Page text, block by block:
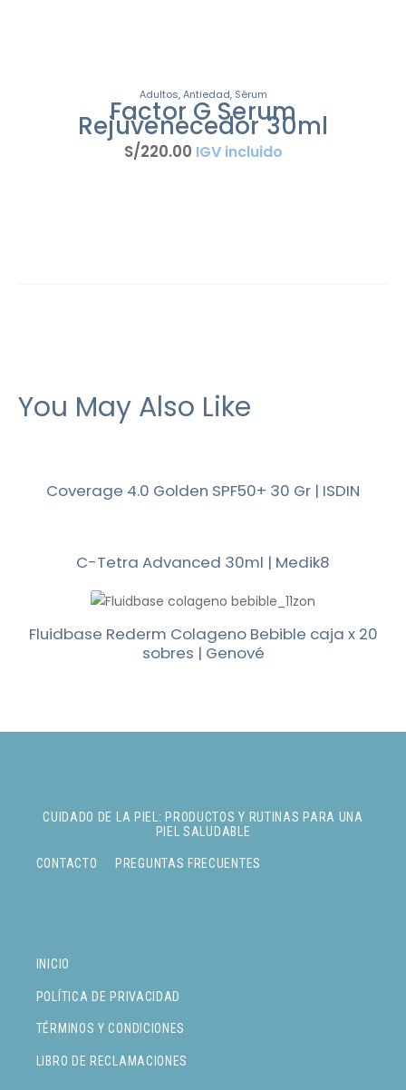
Adultos,Antiedad, Sérum
Factor G Serum
Rejuvenecedor 30ml
S/220.00 IGV incluido
You May Also Like
Coverage 4.0 Golden SPF50+ 30 Gr | ISDIN
C-Tetra Advanced 30ml | Medik8
Fluidbase Rederm Colageno Bebible caja x 20
sobres | Genové
INICIO
POLÍTICA DE PRIVACIDAD
TÉRMINOS Y CONDICIONES
LIBRO DE RECLAMACIONES
CUIDADO DE LA PIEL: PRODUCTOS Y RUTINAS PARA UNA
PIEL SALUDABLE
CONTACTO PREGUNTAS FRECUENTES